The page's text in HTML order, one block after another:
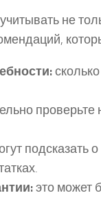
не
подсказать
это может